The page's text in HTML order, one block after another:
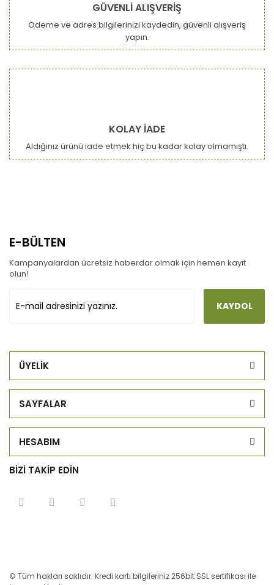
Ürün açıklamasında eksik bilgiler bulunuyor.
Ürün bilgilerinde hatalar bulunuyor.
Ürün fiyatı diğer sitelerden daha pahalı.
Gönder
GÜVENLİ ALIŞVERİŞ
Ödeme ve adres bilgilerinizi kaydedin, güvenli alışveriş
yapın.
KOLAY İADE
Aldığınız ürünü iade etmek hiç bu kadar kolay olmamıştı.
E-BÜLTEN
Kampanyalardan ücretsiz haberdar olmak için hemen kayıt
olun!
KAYDOL
ÜYELİK
SAYFALAR
HESABIM
BİZİ TAKİP EDİN
© Tüm hakları saklıdır. Kredi kartı bilgileriniz 256bit SSL sertifikası ile